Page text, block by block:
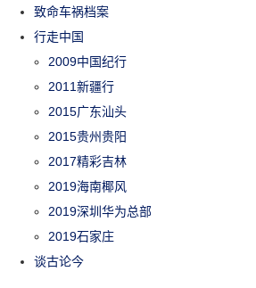
致命车祸档案
行走中国
2009中国纪行
2011新疆行
2015广东汕头
2015贵州贵阳
2017精彩吉林
2019海南椰风
2019深圳华为总部
2019石家庄
谈古论今